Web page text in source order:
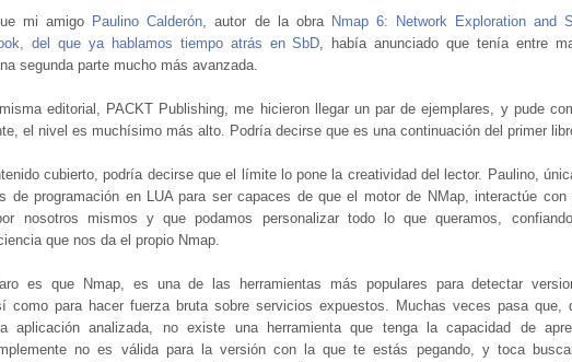
mi amigo Paulino Calderón, autor de la obra Nmap 6: Network Exploration and
del que ya hablamos tiempo atrás en SbD, había anunciado que tenía entre
segunda parte mucho más avanzada.
editorial, PACKT Publishing, me hicieron llegar un par de ejemplares, y pude
el nivel es muchísimo más alto. Podría decirse que es una continuación del primer
cubierto, podría decirse que el límite lo pone la creatividad del lector. Paulino,
de programación en LUA para ser capaces de que el motor de NMap, interactúe con
nosotros mismos y que podamos personalizar todo lo que queramos,
que nos da el propio Nmap.
es que Nmap, es una de las herramientas más populares para detectar
como para hacer fuerza bruta sobre servicios expuestos. Muchas veces pasa que,
aplicación analizada, no existe una herramienta que tenga la capacidad de
no es válida para la versión con la que te estás pegando, y toca